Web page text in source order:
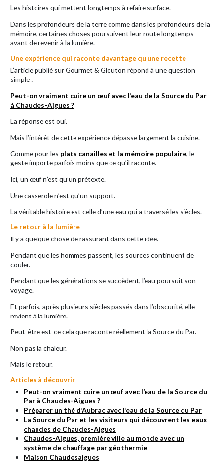
Les histoires qui mettent longtemps à refaire surface.
Dans les profondeurs de la terre comme dans les profondeurs de la
mémoire, certaines choses poursuivent leur route longtemps
avant de revenir à la lumière.
Une expérience qui raconte davantage qu’une recette
L’article publié sur Gourmet & Glouton répond à une question
simple :
Peut-on vraiment cuire un œuf avec l’eau de la Source du Par
à Chaudes-Aigues ?
La réponse est oui.
Mais l’intérêt de cette expérience dépasse largement la cuisine.
Comme pour les plats canailles et la mémoire populaire, le
geste importe parfois moins que ce qu’il raconte.
Ici, un œuf n’est qu’un prétexte.
Une casserole n’est qu’un support.
La véritable histoire est celle d’une eau qui a traversé les siècles.
Le retour à la lumière
Il y a quelque chose de rassurant dans cette idée.
Pendant que les hommes passent, les sources continuent de
couler.
Pendant que les générations se succèdent, l’eau poursuit son
voyage.
Et parfois, après plusieurs siècles passés dans l’obscurité, elle
revient à la lumière.
Peut-être est-ce cela que raconte réellement la Source du Par.
Non pas la chaleur.
Mais le retour.
Articles à découvrir
Peut-on vraiment cuire un œuf avec l’eau de la Source du
Par à Chaudes-Aigues ?
Préparer un thé d’Aubrac avec l’eau de la Source du Par
La Source du Par et les visiteurs qui découvrent les eaux
chaudes de Chaudes-Aigues
Chaudes-Aigues, première ville au monde avec un
système de chauffage par géothermie
Maison Chaudesaigues